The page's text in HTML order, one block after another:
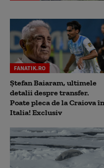
FANATIK.RO
Ștefan Baiaram, ultimele
detalii despre transfer.
Poate pleca de la Craiova în
Italia! Exclusiv